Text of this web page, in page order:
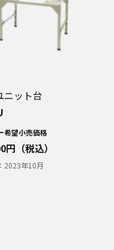
ニット台
希望小売価格
円（税込）
2023年10月